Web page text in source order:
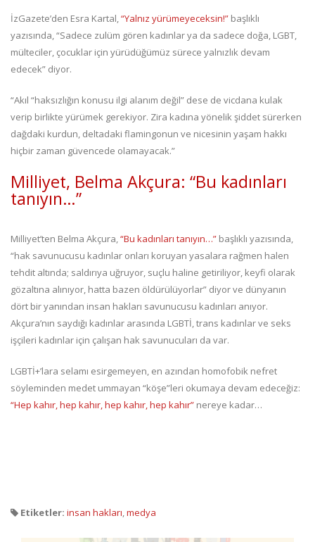
İzGazete’den Esra Kartal,“Yalnız yürümeyeceksin!” başlıklı
yazısında, “Sadece zulüm gören kadınlar ya da sadece doğa, LGBT,
mülteciler, çocuklar için yürüdüğümüz sürece yalnızlık devam
edecek” diyor.
“Akıl “haksızlığın konusu ilgi alanım değil” dese de vicdana kulak
verip birlikte yürümek gerekiyor. Zira kadına yönelik şiddet sürerken
dağdaki kurdun, deltadaki flamingonun ve nicesinin yaşam hakkı
hiçbir zaman güvencede olamayacak.”
Milliyet, Belma Akçura: “Bu kadınları
tanıyın…”
Milliyet’ten Belma Akçura,“Bu kadınları tanıyın…” başlıklı yazısında,
“hak savunucusu kadınlar onları koruyan yasalara rağmen halen
tehdit altında; saldırıya uğruyor, suçlu haline getiriliyor, keyfi olarak
gözaltına alınıyor, hatta bazen öldürülüyorlar” diyor ve dünyanın
dört bir yanından insan hakları savunucusu kadınları anıyor.
Akçura’nın saydığı kadınlar arasında LGBTİ, trans kadınlar ve seks
işçileri kadınlar için çalışan hak savunucuları da var.
LGBTİ+’lara selamı esirgemeyen, en azından homofobik nefret
söyleminden medet ummayan “köşe”leri okumaya devam edeceğiz:
“Hep kahır, hep kahır, hep kahır, hep kahır” nereye kadar…
Etiketler: insan hakları,medya